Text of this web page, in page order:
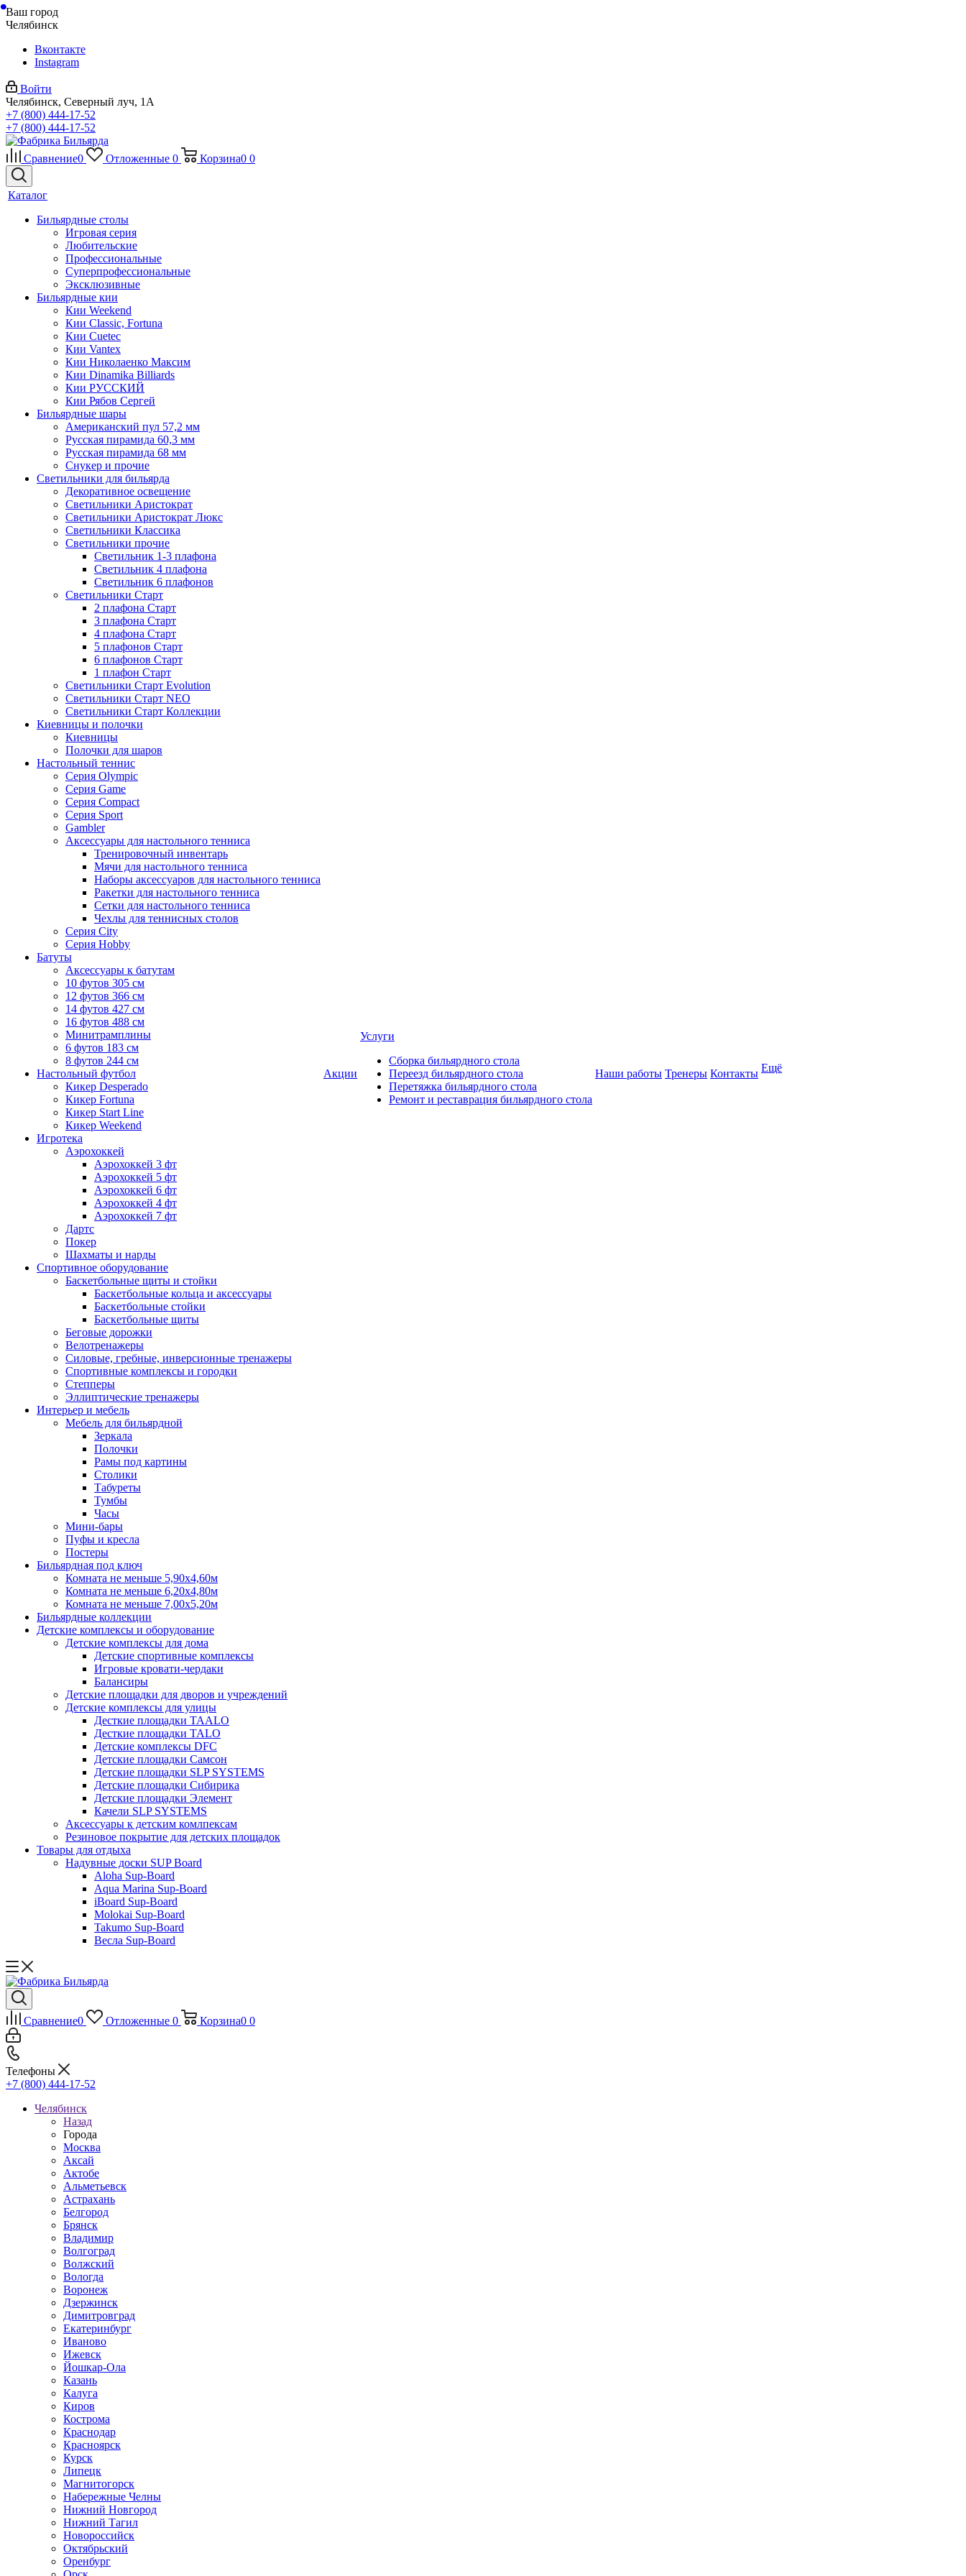
Ваш город
Челябинск
Вконтакте
Instagram
Войти
Челябинск, Северный луч, 1А
+7 (800) 444-17-52
+7 (800) 444-17-52
Сравнение0 Отложенные 0 Корзина0 0
Каталог
Бильярдные столы
Игровая серия
Любительские
Профессиональные
Суперпрофессиональные
Эксклюзивные
Бильярдные кии
Кии Weekend
Кии Classic, Fortuna
Кии Cuetec
Кии Vantex
Кии Николаенко Максим
Кии Dinamika Billiards
Кии РУССКИЙ
Кии Рябов Сергей
Бильярдные шары
Американский пул 57,2 мм
Русская пирамида 60,3 мм
Русская пирамида 68 мм
Снукер и прочие
Светильники для бильярда
Декоративное освещение
Светильники Аристократ
Светильники Аристократ Люкс
Светильники Классика
Светильники прочие
Светильник 1-3 плафона
Светильник 4 плафона
Светильник 6 плафонов
Светильники Старт
2 плафона Старт
3 плафона Старт
4 плафона Старт
5 плафонов Старт
6 плафонов Старт
1 плафон Старт
Светильники Старт Evolution
Светильники Старт NEO
Светильники Старт Коллекции
Киевницы и полочки
Киевницы
Полочки для шаров
Настольный теннис
Серия Olympic
Серия Game
Серия Compact
Серия Sport
Gambler
Аксессуары для настольного тенниса
Тренировочный инвентарь
Мячи для настольного тенниса
Наборы аксессуаров для настольного тенниса
Ракетки для настольного тенниса
Сетки для настольного тенниса
Чехлы для теннисных столов
Серия City
Серия Hobby
Батуты
Аксессуары к батутам
10 футов 305 см
12 футов 366 см
14 футов 427 см
16 футов 488 см
Минитрамплины
6 футов 183 см
8 футов 244 см
Настольный футбол
Кикер Desperado
Кикер Fortuna
Кикер Start Line
Кикер Weekend
Игротека
Аэрохоккей
Аэрохоккей 3 фт
Аэрохоккей 5 фт
Аэрохоккей 6 фт
Аэрохоккей 4 фт
Аэрохоккей 7 фт
Дартс
Покер
Шахматы и нарды
Спортивное оборудование
Баскетбольные щиты и стойки
Баскетбольные кольца и аксессуары
Баскетбольные стойки
Баскетбольные щиты
Беговые дорожки
Велотренажеры
Силовые, гребные, инверсионные тренажеры
Спортивные комплексы и городки
Степперы
Эллиптические тренажеры
Интерьер и мебель
Мебель для бильярдной
Зеркала
Полочки
Рамы под картины
Столики
Табуреты
Тумбы
Часы
Мини-бары
Пуфы и кресла
Постеры
Бильярдная под ключ
Комната не меньше 5,90х4,60м
Комната не меньше 6,20х4,80м
Комната не меньше 7,00х5,20м
Бильярдные коллекции
Детские комплексы и оборудование
Детские комплексы для дома
Детские спортивные комплексы
Игровые кровати-чердаки
Балансиры
Детские площадки для дворов и учреждений
Детские комплексы для улицы
Десткие площадки TAALO
Десткие площадки TALO
Детские комплексы DFC
Детские площадки Самсон
Детские площадки SLP SYSTEMS
Детские площадки Сибирика
Детские площадки Элемент
Качели SLP SYSTEMS
Аксессуары к детским комлпексам
Резиновое покрытие для детских площадок
Товары для отдыха
Надувные доски SUP Board
Aloha Sup-Board
Aqua Marina Sup-Board
iBoard Sup-Board
Molokai Sup-Board
Takumo Sup-Board
Весла Sup-Board
Акции
Услуги
Сборка бильярдного стола
Переезд бильярдного стола
Перетяжка бильярдного стола
Ремонт и реставрация бильярдного стола
Наши работы Тренеры Контакты Ещё
Сравнение0 Отложенные 0 Корзина0 0
Телефоны
+7 (800) 444-17-52
Челябинск
Назад
Города
Москва
Аксай
Актобе
Альметьевск
Астрахань
Белгород
Брянск
Владимир
Волгоград
Волжский
Вологда
Воронеж
Дзержинск
Димитровград
Екатеринбург
Иваново
Ижевск
Йошкар-Ола
Казань
Калуга
Киров
Кострома
Краснодар
Красноярск
Курск
Липецк
Магнитогорск
Набережные Челны
Нижний Новгород
Нижний Тагил
Новороссийск
Октябрьский
Оренбург